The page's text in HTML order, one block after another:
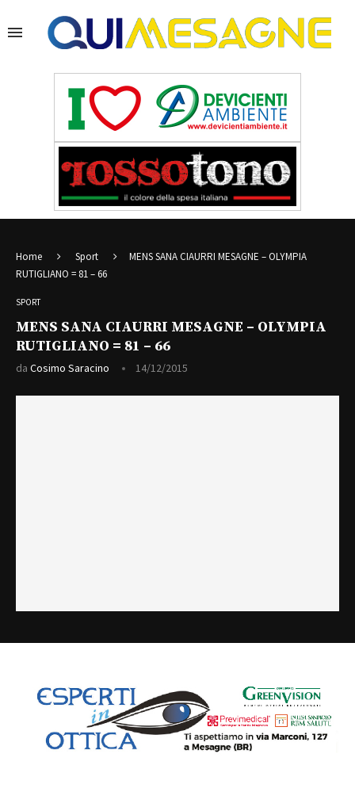
Home Sport
MENS SANA CIAURRI MESAGNE – OLYMPIA
RUTIGLIANO = 81 – 66
SPORT
MENS SANA CIAURRI MESAGNE – OLYMPIA
RUTIGLIANO = 81 – 66
da Cosimo Saracino 14/12/2015